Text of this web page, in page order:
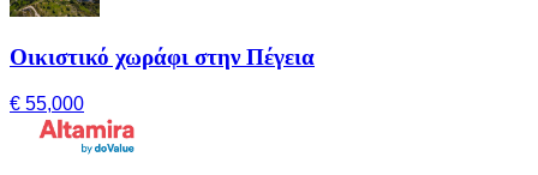
Οικιστικό χωράφι στην Πέγεια
€ 55,000